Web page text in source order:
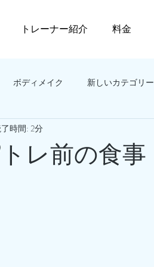
トレーナー紹介 料金
ボディメイク 新しいカテゴリー
レ前の食事
時間: 2分